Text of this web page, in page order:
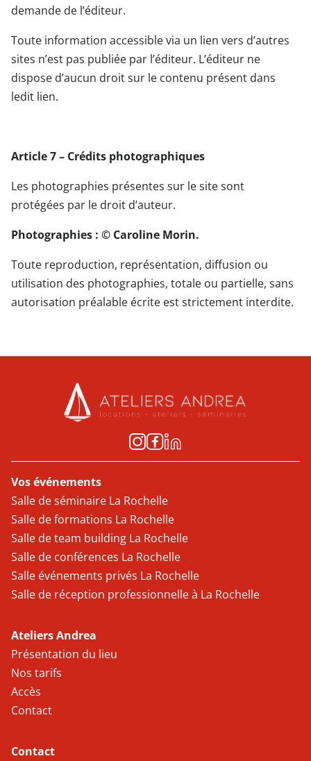
demande de l’éditeur.
Toute information accessible via un lien vers d’autres
sites n’est pas publiée par l’éditeur. L’éditeur ne
dispose d’aucun droit sur le contenu présent dans
ledit lien.
Article 7 – Crédits photographiques
Les photographies présentes sur le site sont
protégées par le droit d’auteur.
Photographies : © Caroline Morin.
Toute reproduction, représentation, diffusion ou
utilisation des photographies, totale ou partielle, sans
autorisation préalable écrite est strictement interdite.
Vos événements
Salle de séminaire La Rochelle
Salle de formations La Rochelle
Salle de team building La Rochelle
Salle de conférences La Rochelle
Salle événements privés La Rochelle
Salle de réception professionnelle à La Rochelle
Ateliers Andrea
Présentation du lieu
Nos tarifs
Accès
Contact
Contact